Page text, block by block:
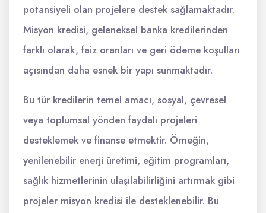
potansiyeli olan projelere destek sağlamaktadır.
Misyon kredisi, geleneksel banka kredilerinden
farklı olarak, faiz oranları ve geri ödeme koşulları
açısından daha esnek bir yapı sunmaktadır.
Bu tür kredilerin temel amacı, sosyal, çevresel
veya toplumsal yönden faydalı projeleri
desteklemek ve finanse etmektir. Örneğin,
yenilenebilir enerji üretimi, eğitim programları,
sağlık hizmetlerinin ulaşılabilirliğini artırmak gibi
projeler misyon kredisi ile desteklenebilir. Bu